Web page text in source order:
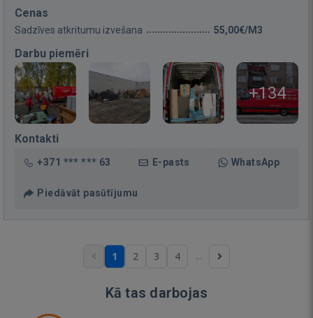
Cenas
Sadzīves atkritumu izvešana 55,00€/M3
Darbu piemēri
+134
Kontakti
+371 *** *** 63 E-pasts WhatsApp
Piedāvāt pasūtījumu
1 2 3 4 ...
Kā tas darbojas